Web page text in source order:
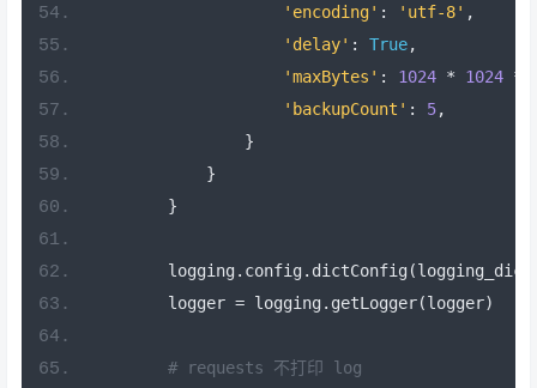
'encoding' : 'utf-8' ,
'delay' : True,
'maxBytes' : 1024 * 1024 *
'backupCount' : 5,
}
}
}
        logging
. config . dictConfig (logging_dict
        logger
= logging . getLogger(logger)
# requests 不打印 log